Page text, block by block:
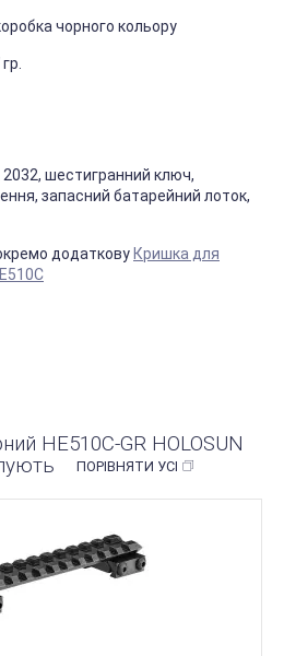
чорного кольору
2032, шестигранний ключ,
запасний батарейний лоток,
додаткову Кришка для
HE510C-GR HOLOSUN
ПОРІВНЯТИ УСІ